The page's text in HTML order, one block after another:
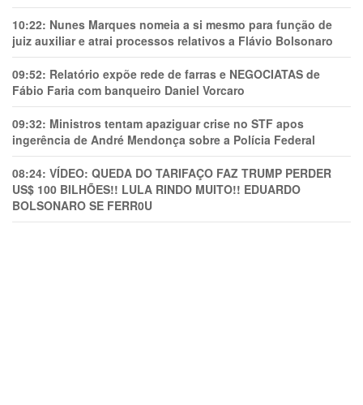
10:22: Nunes Marques nomeia a si mesmo para função de
juiz auxiliar e atrai processos relativos a Flávio Bolsonaro
09:52: Relatório expõe rede de farras e NEGOCIATAS de
Fábio Faria com banqueiro Daniel Vorcaro
09:32: Ministros tentam apaziguar crise no STF apos
ingerência de André Mendonça sobre a Polícia Federal
08:24: VÍDEO: QUEDA DO TARIFAÇO FAZ TRUMP PERDER
US$ 100 BILHÕES!! LULA RINDO MUITO!! EDUARDO
BOLSONARO SE FERR0U